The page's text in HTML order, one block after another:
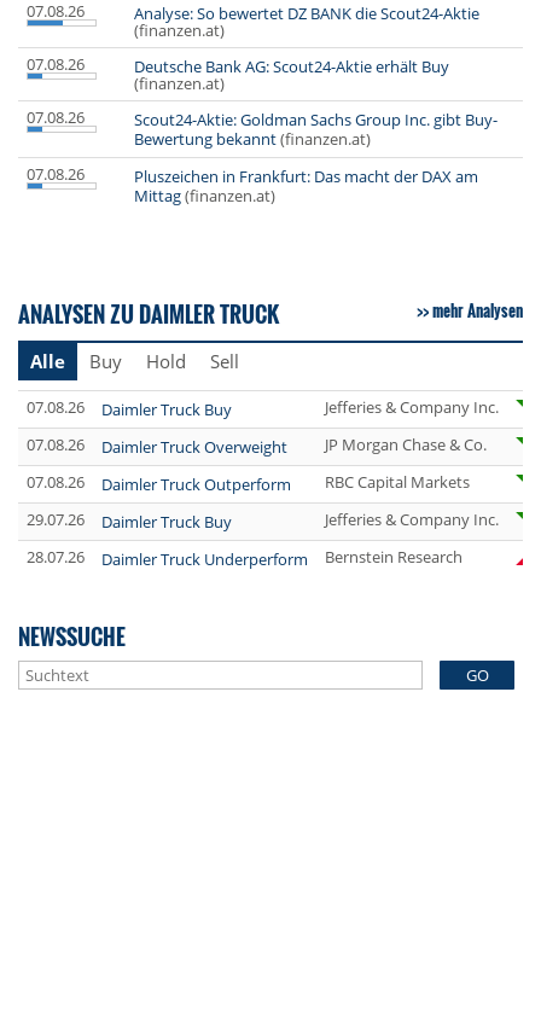
07.08.26 Analyse: So bewertet DZ BANK die Scout24-Aktie
(finanzen.at)
07.08.26
Deutsche Bank AG: Scout24-Aktie erhält Buy
(finanzen.at)
07.08.26
Scout24-Aktie: Goldman Sachs Group Inc. gibt Buy-
Bewertung bekannt(finanzen.at)
07.08.26
Pluszeichen in Frankfurt: Das macht der DAX am
Mittag(finanzen.at)
ANALYSEN ZU DAIMLER TRUCK mehr Analysen
Alle Buy Hold Sell
07.08.26 Daimler Truck Buy
Jefferies & Company Inc.
07.08.26
Daimler Truck Overweight
JP Morgan Chase & Co.
07.08.26
Daimler Truck Outperform
RBC Capital Markets
29.07.26
Daimler Truck Buy
Jefferies & Company Inc.
28.07.26
Daimler Truck Underperform Bernstein Research
NEWSSUCHE
GO